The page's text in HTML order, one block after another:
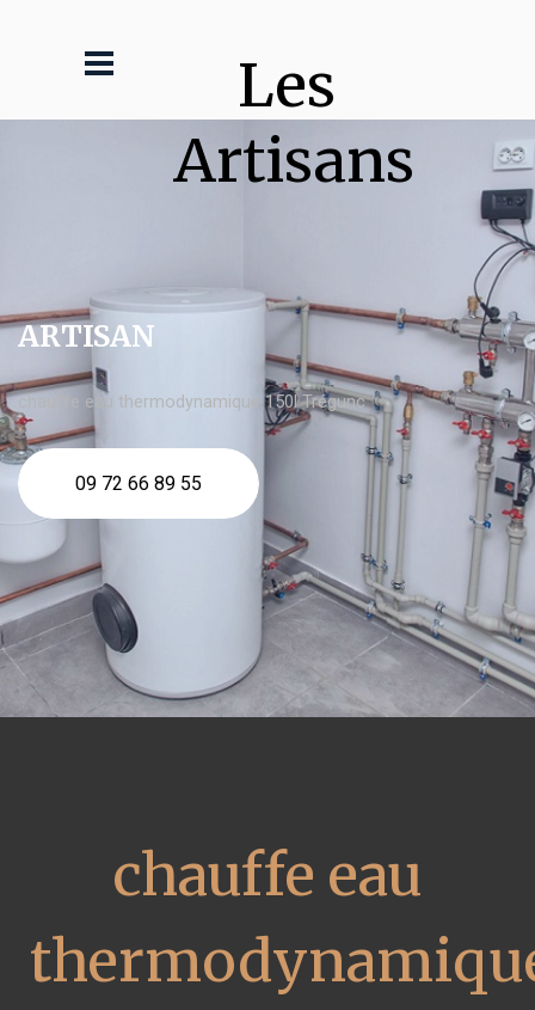
Les
Artisans
ARTISAN
chauffe eau thermodynamique 150l Trégunc
09 72 66 89 55
chauffe eau